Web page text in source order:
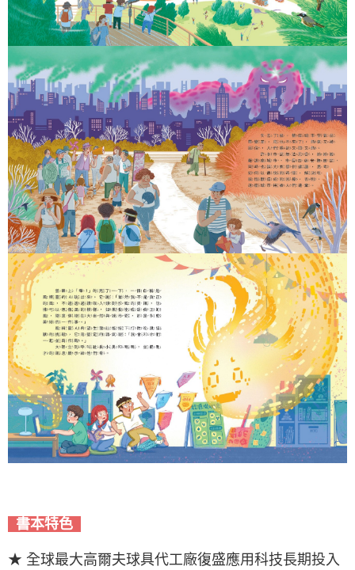
書本特色
★ 全球最大高爾夫球具代工廠復盛應用科技長期投入